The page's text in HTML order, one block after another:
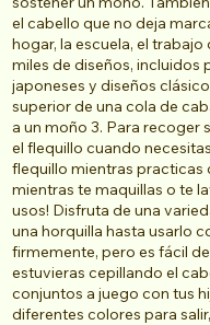
el cabello que no deja
hogar, la escuela, el
miles de diseños,
japoneses y diseños
superior de una cola de
a un moño 3. Para recoger
el flequillo cuando
flequillo mientras practicas
mientras te maquillas o te
usos! Disfruta de una
una horquilla hasta usarlo
firmemente, pero es fácil
estuvieras cepillando el
conjuntos a juego con tus
diferentes colores para